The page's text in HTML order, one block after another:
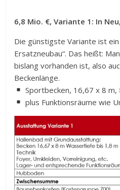
6,8 Mio. €, Variante 1: In
Die günstigste Variante ist
Ersatzneubau“. Das heißt:
bislang vorhanden ist, also
Beckenlänge.
Sportbecken, 16,67 x 8 m,
plus Funktionsräume wie